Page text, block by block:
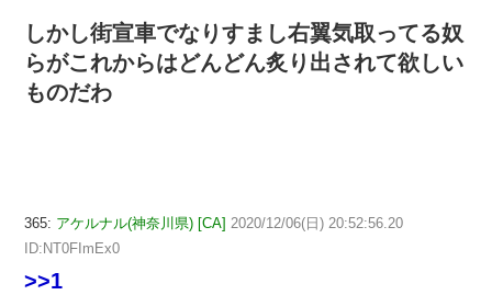
しかし街宣車でなりすまし右翼気取ってる奴
らがこれからはどんどん炙り出されて欲しい
ものだわ
365: アケルナル(神奈川県) [CA] 2020/12/06(日) 20:52:56.20
ID:NT0FImEx0
>>1